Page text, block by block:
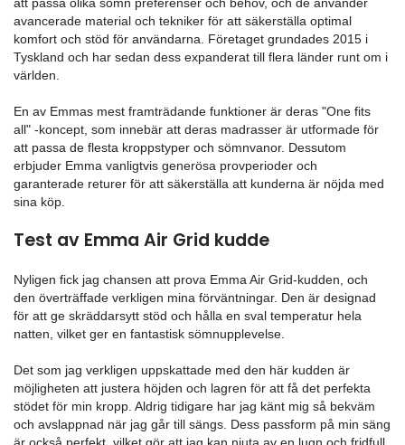
den är värd att investera i för en bättre natts sömn.
Vilka är Emma Madrass?
Emma är känd för att erbjuda madrasser och kuddar
kvalitet till överkomliga priser. Deras produkter är
att passa olika sömn preferenser och behov, och de
avancerade material och tekniker för att säkerställa
komfort och stöd för användarna. Företaget
Tyskland och har sedan dess expanderat till flera
En av Emmas mest framträdande funktioner är deras
all" -koncept, som innebär att deras madrasser är
att passa de flesta kroppstyper och sömnvanor.
erbjuder Emma vanligtvis generösa provperioder och
garanterade returer för att säkerställa att kunderna är
sina köp.